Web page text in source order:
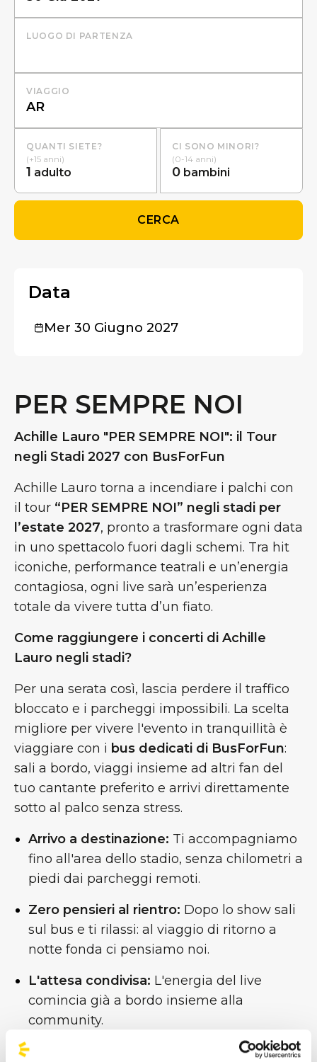
LUOGO DI PARTENZA
VIAGGIO
QUANTI SIETE?
(+15 anni)
1 adulto
CI SONO MINORI?
(0-14 anni)
0 bambini
CERCA
PER SEMPRE NOI
Achille Lauro "PER SEMPRE NOI": il Tour
negli Stadi 2027 con BusForFun
Achille Lauro torna a incendiare i palchi con
il tour “PER SEMPRE NOI” negli stadi per
l’estate 2027, pronto a trasformare ogni data
in uno spettacolo fuori dagli schemi. Tra hit
iconiche, performance teatrali e un’energia
contagiosa, ogni live sarà un’esperienza
totale da vivere tutta d’un fiato.
Come raggiungere i concerti di Achille
Lauro negli stadi?
Per una serata così, lascia perdere il traffico
bloccato e i parcheggi impossibili. La scelta
migliore per vivere l'evento in tranquillità è
viaggiare con i bus dedicati di BusForFun:
sali a bordo, viaggi insieme ad altri fan del
tuo cantante preferito e arrivi direttamente
sotto al palco senza stress.
Arrivo a destinazione: Ti accompagniamo
fino all'area dello stadio, senza chilometri a
piedi dai parcheggi remoti.
Zero pensieri al rientro: Dopo lo show sali
sul bus e ti rilassi: al viaggio di ritorno a
notte fonda ci pensiamo noi.
L'attesa condivisa: L'energia del live
comincia già a bordo insieme alla
community.
Tu pensa a goderti lo show, al resto ci
Data
Mer 30 Giugno 2027